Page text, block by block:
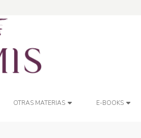
OTRAS MATERIAS E-BOOKS